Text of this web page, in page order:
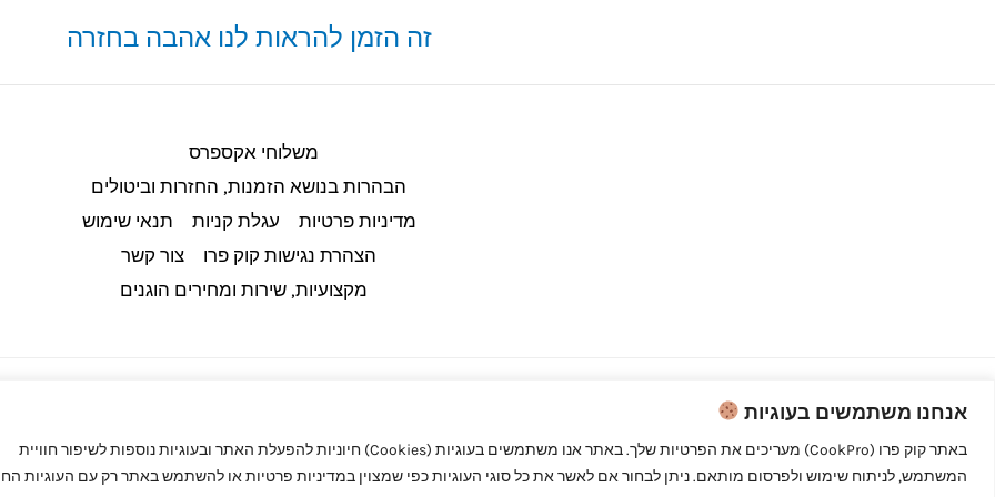
אנחנו משתמשים בעוגיות
באתר קוק פרו (CookPro) מעריכים את הפרטיות שלך. באתר אנו משתמשים בעוגיות (Cookies) חיוניות להפעלת האתר ובעוגיות נוספות לשיפור חוויית
המשתמש, לניתוח שימוש ולפרסום מותאם. ניתן לבחור אם לאשר את כל סוגי העוגיות כפי שמצוין במדיניות פרטיות או להשתמש באתר רק עם העוגיות
זה הזמן להראות לנו אהבה בחזרה
משלוחי אקספרס
הבהרות בנושא הזמנות, החזרות וביטולים​
מדיניות פרטיות
עגלת קניות
תנאי שימוש
הצהרת נגישות קוק פרו
צור קשר
מקצועיות, שירות ומחירים הוגנים
מקצוענים